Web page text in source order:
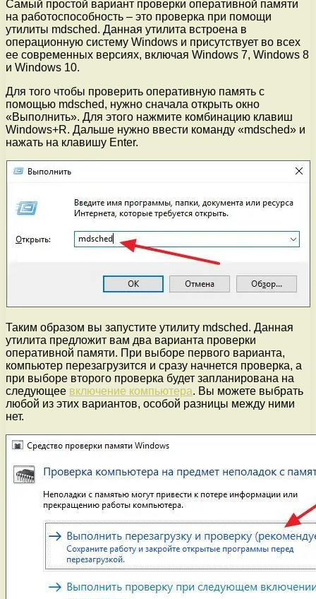
Самый простой вариант проверки оперативной памяти
на работоспособность – это проверка при помощи
утилиты mdsched. Данная утилита встроена в
операционную систему Windows и присутствует во всех
ее современных версиях, включая Windows 7, Windows 8
и Windows 10.
Для того чтобы проверить оперативную память с
помощью mdsched, нужно сначала открыть окно
«Выполнить». Для этого нажмите комбинацию клавиш
Windows+R. Дальше нужно ввести команду «mdsched» и
нажать на клавишу Enter.
Таким образом вы запустите утилиту mdsched. Данная
утилита предложит вам два варианта проверки
оперативной памяти. При выборе первого варианта,
компьютер перезагрузится и сразу начнется проверка, а
при выборе второго проверка будет запланирована на
следующее включение компьютера. Вы можете выбрать
любой из этих вариантов, особой разницы между ними
нет.